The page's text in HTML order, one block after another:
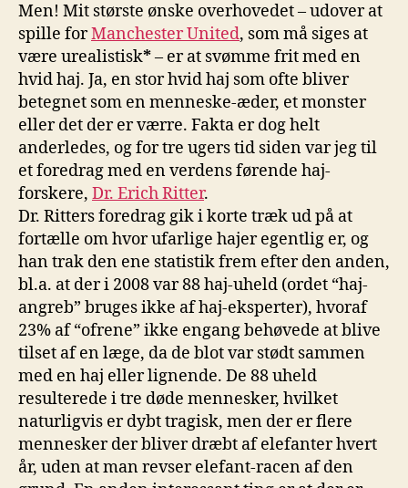
Men! Mit største ønske overhovedet – udover at
spille forManchester United, som må siges at
være urealistisk*– er at svømme frit med en
hvid haj. Ja, en stor hvid haj som ofte bliver
betegnet som en menneske-æder, et monster
eller det der er værre. Fakta er dog helt
anderledes, og for tre ugers tid siden var jeg til
et foredrag med en verdens førende haj-
forskere, Dr. Erich Ritter.
Dr. Ritters foredrag gik i korte træk ud på at
fortælle om hvor ufarlige hajer egentlig er, og
han trak den ene statistik frem efter den anden,
bl.a. at der i 2008 var 88 haj-uheld (ordet “haj-
angreb” bruges ikke af haj-eksperter), hvoraf
23% af “ofrene” ikke engang behøvede at blive
tilset af en læge, da de blot var stødt sammen
med en haj eller lignende. De 88 uheld
resulterede i tre døde mennesker, hvilket
naturligvis er dybt tragisk, men der er flere
mennesker der bliver dræbt af elefanter hvert
år, uden at man revser elefant-racen af den